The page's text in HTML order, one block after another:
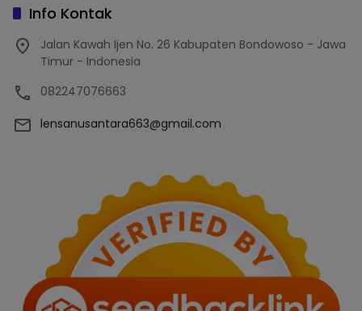
Info Kontak
Jalan Kawah Ijen No. 26 Kabupaten Bondowoso - Jawa
Timur - Indonesia
082247076663
lensanusantara663@gmail.com